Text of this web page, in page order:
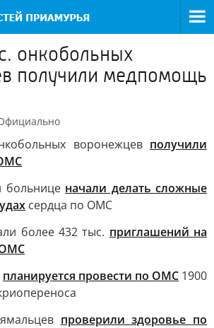
онкобольных
получили медпомощь
воронежцев получили
больнице начали делать сложные
сердца по ОМС
более 432 тыс. приглашений на
планируется провести по ОМС 1900
проверили здоровье по